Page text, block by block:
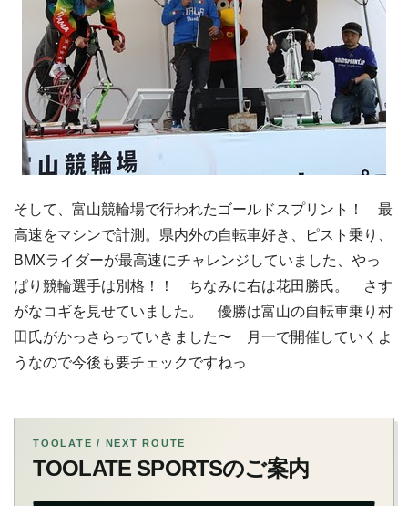
そして、富山競輪場で行われたゴールドスプリント！ 最
高速をマシンで計測。県内外の自転車好き、ピスト乗り、
BMXライダーが最高速にチャレンジしていました、やっ
ぱり競輪選手は別格！！ ちなみに右は花田勝氏。 さす
がなコギを見せていました。 優勝は富山の自転車乗り村
田氏がかっさらっていきました〜 月一で開催していくよ
うなので今後も要チェックですねっ
TOOLATE / NEXT ROUTE
TOOLATE SPORTSのご案内